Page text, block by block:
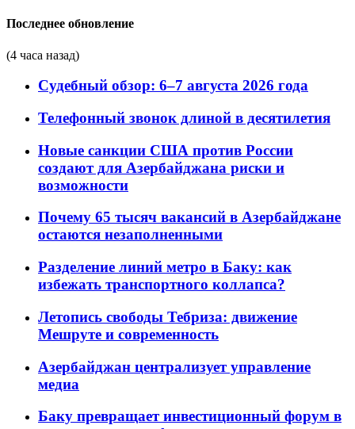
Последнее обновление
(4 часа назад)
Судебный обзор: 6–7 августа 2026 года
Телефонный звонок длиной в десятилетия
Новые санкции США против России
создают для Азербайджана риски и
возможности
Почему 65 тысяч вакансий в Азербайджане
остаются незаполненными
Разделение линий метро в Баку: как
избежать транспортного коллапса?
Летопись свободы Тебриза: движение
Мешруте и современность
Азербайджан централизует управление
медиа
Баку превращает инвестиционный форум в